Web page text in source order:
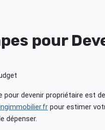
pour
pour devenir propriétaire est
pour estimer
dépenser.